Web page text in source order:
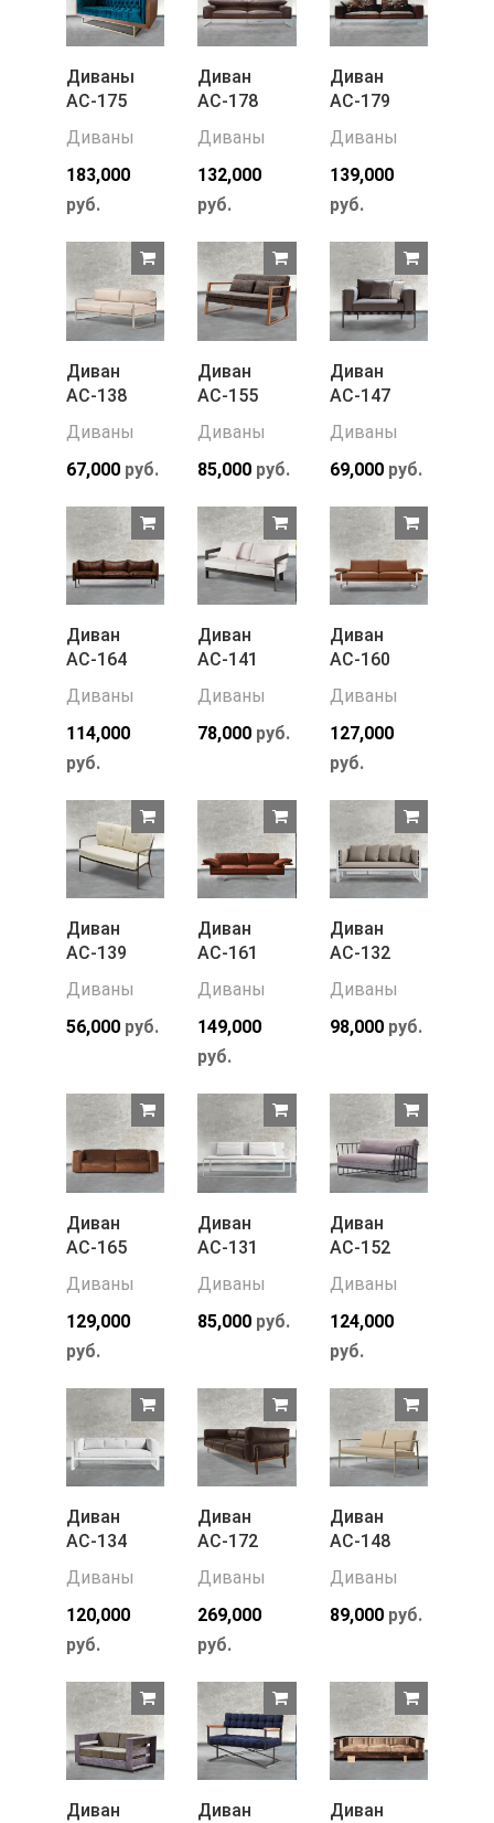
Диваны
АС-175
Диваны
183,000
руб.
Диван
АС-178
Диваны
132,000
руб.
Диван
АС-179
Диваны
139,000
руб.
Диван
АС-138
Диваны
67,000 руб.
Диван
АС-155
Диваны
85,000 руб.
Диван
АС-147
Диваны
69,000руб.
Диван
АС-164
Диваны
114,000
руб.
Диван
АС-141
Диваны
78,000 руб.
Диван
АС-160
Диваны
127,000
руб.
Диван
АС-139
Диваны
56,000 руб.
Диван
АС-161
Диваны
149,000
руб.
Диван
АС-132
Диваны
98,000руб.
Диван
АС-165
Диваны
129,000
руб.
Диван
АС-131
Диваны
85,000 руб.
Диван
АС-152
Диваны
124,000
руб.
Диван
АС-134
Диваны
120,000
руб.
Диван
АС-172
Диваны
269,000
руб.
Диван
АС-148
Диваны
89,000руб.
Диван
Диван
Диван